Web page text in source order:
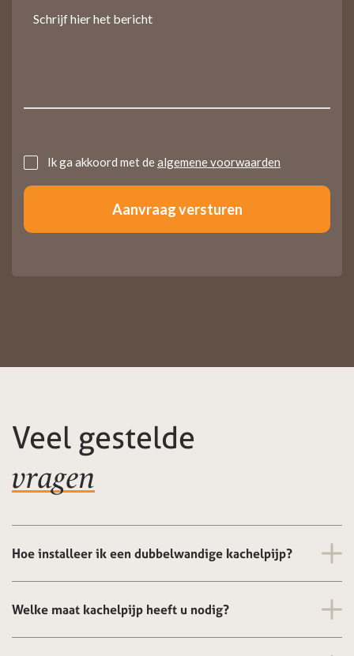
UntitledIk ga akkoord met dealgemene voorwaarden
Veel gestelde
vragen
Hoe installeer ik een dubbelwandige kachelpijp?
Welke maat kachelpijp heeft u nodig?